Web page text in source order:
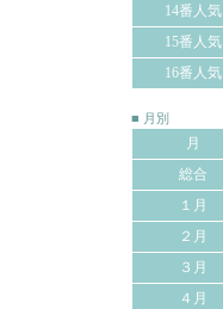
14番人気
15番人気
16番人気
■ 月別
月
総合
１月
２月
３月
４月